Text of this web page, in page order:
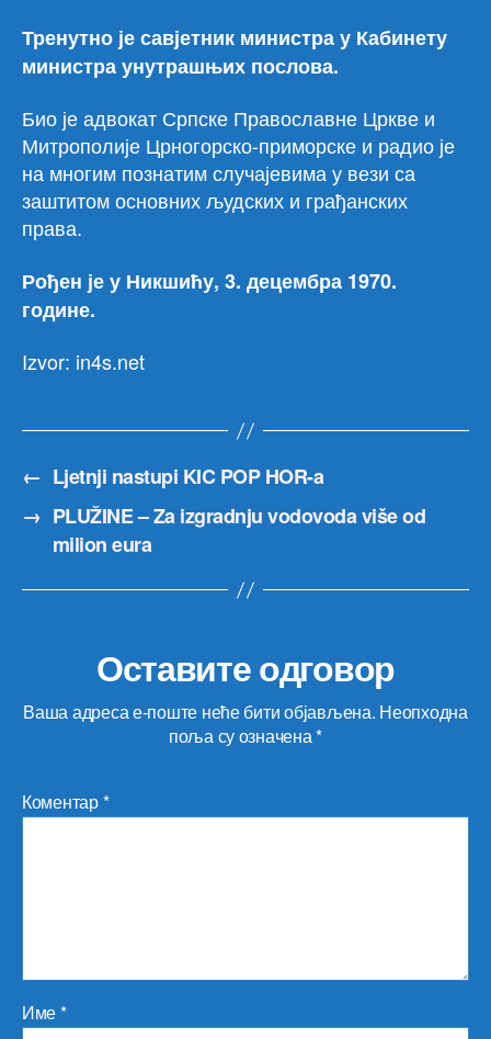
Тренутно је савјетник министра у Кабинету
министра унутрашњих послова.
Био је адвокат Српске Православне Цркве и
Митрополије Црногорско-приморске и радио је
на многим познатим случајевима у вези са
заштитом основних људских и грађанских
права.
Рођен је у Никшићу, 3. децембра 1970.
године.
Izvor: in4s.net
← Ljetnji nastupi KIC POP HOR-a
→ PLUŽINE – Za izgradnju vodovoda više od
milion eura
Оставите одговор
Ваша адреса е-поште неће бити објављена. Неопходна
поља су означена*
Коментар*
Име*